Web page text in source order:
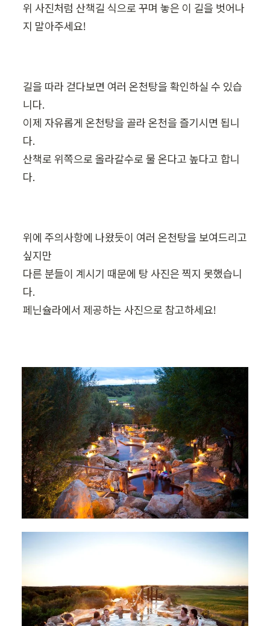
위 사진처럼 산책길 식으로 꾸며 놓은 이 길을 벗어나
지 말아주세요!
길을 따라 걷다보면 여러 온천탕을 확인하실 수 있습
니다.
이제 자유롭게 온천탕을 골라 온천을 즐기시면 됩니
다.
산책로 위쪽으로 올라갈수로 물 온다고 높다고 합니
다.
위에 주의사항에 나왔듯이 여러 온천탕을 보여드리고
싶지만
다른 분들이 계시기 때문에 탕 사진은 찍지 못했습니
다.
페닌슐라에서 제공하는 사진으로 참고하세요!